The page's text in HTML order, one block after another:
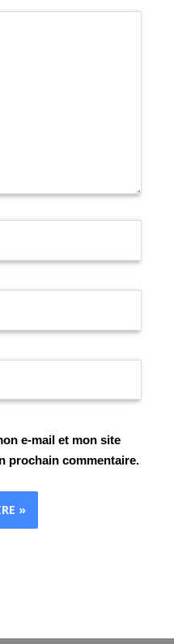
e-mail et mon site
prochain commentaire.